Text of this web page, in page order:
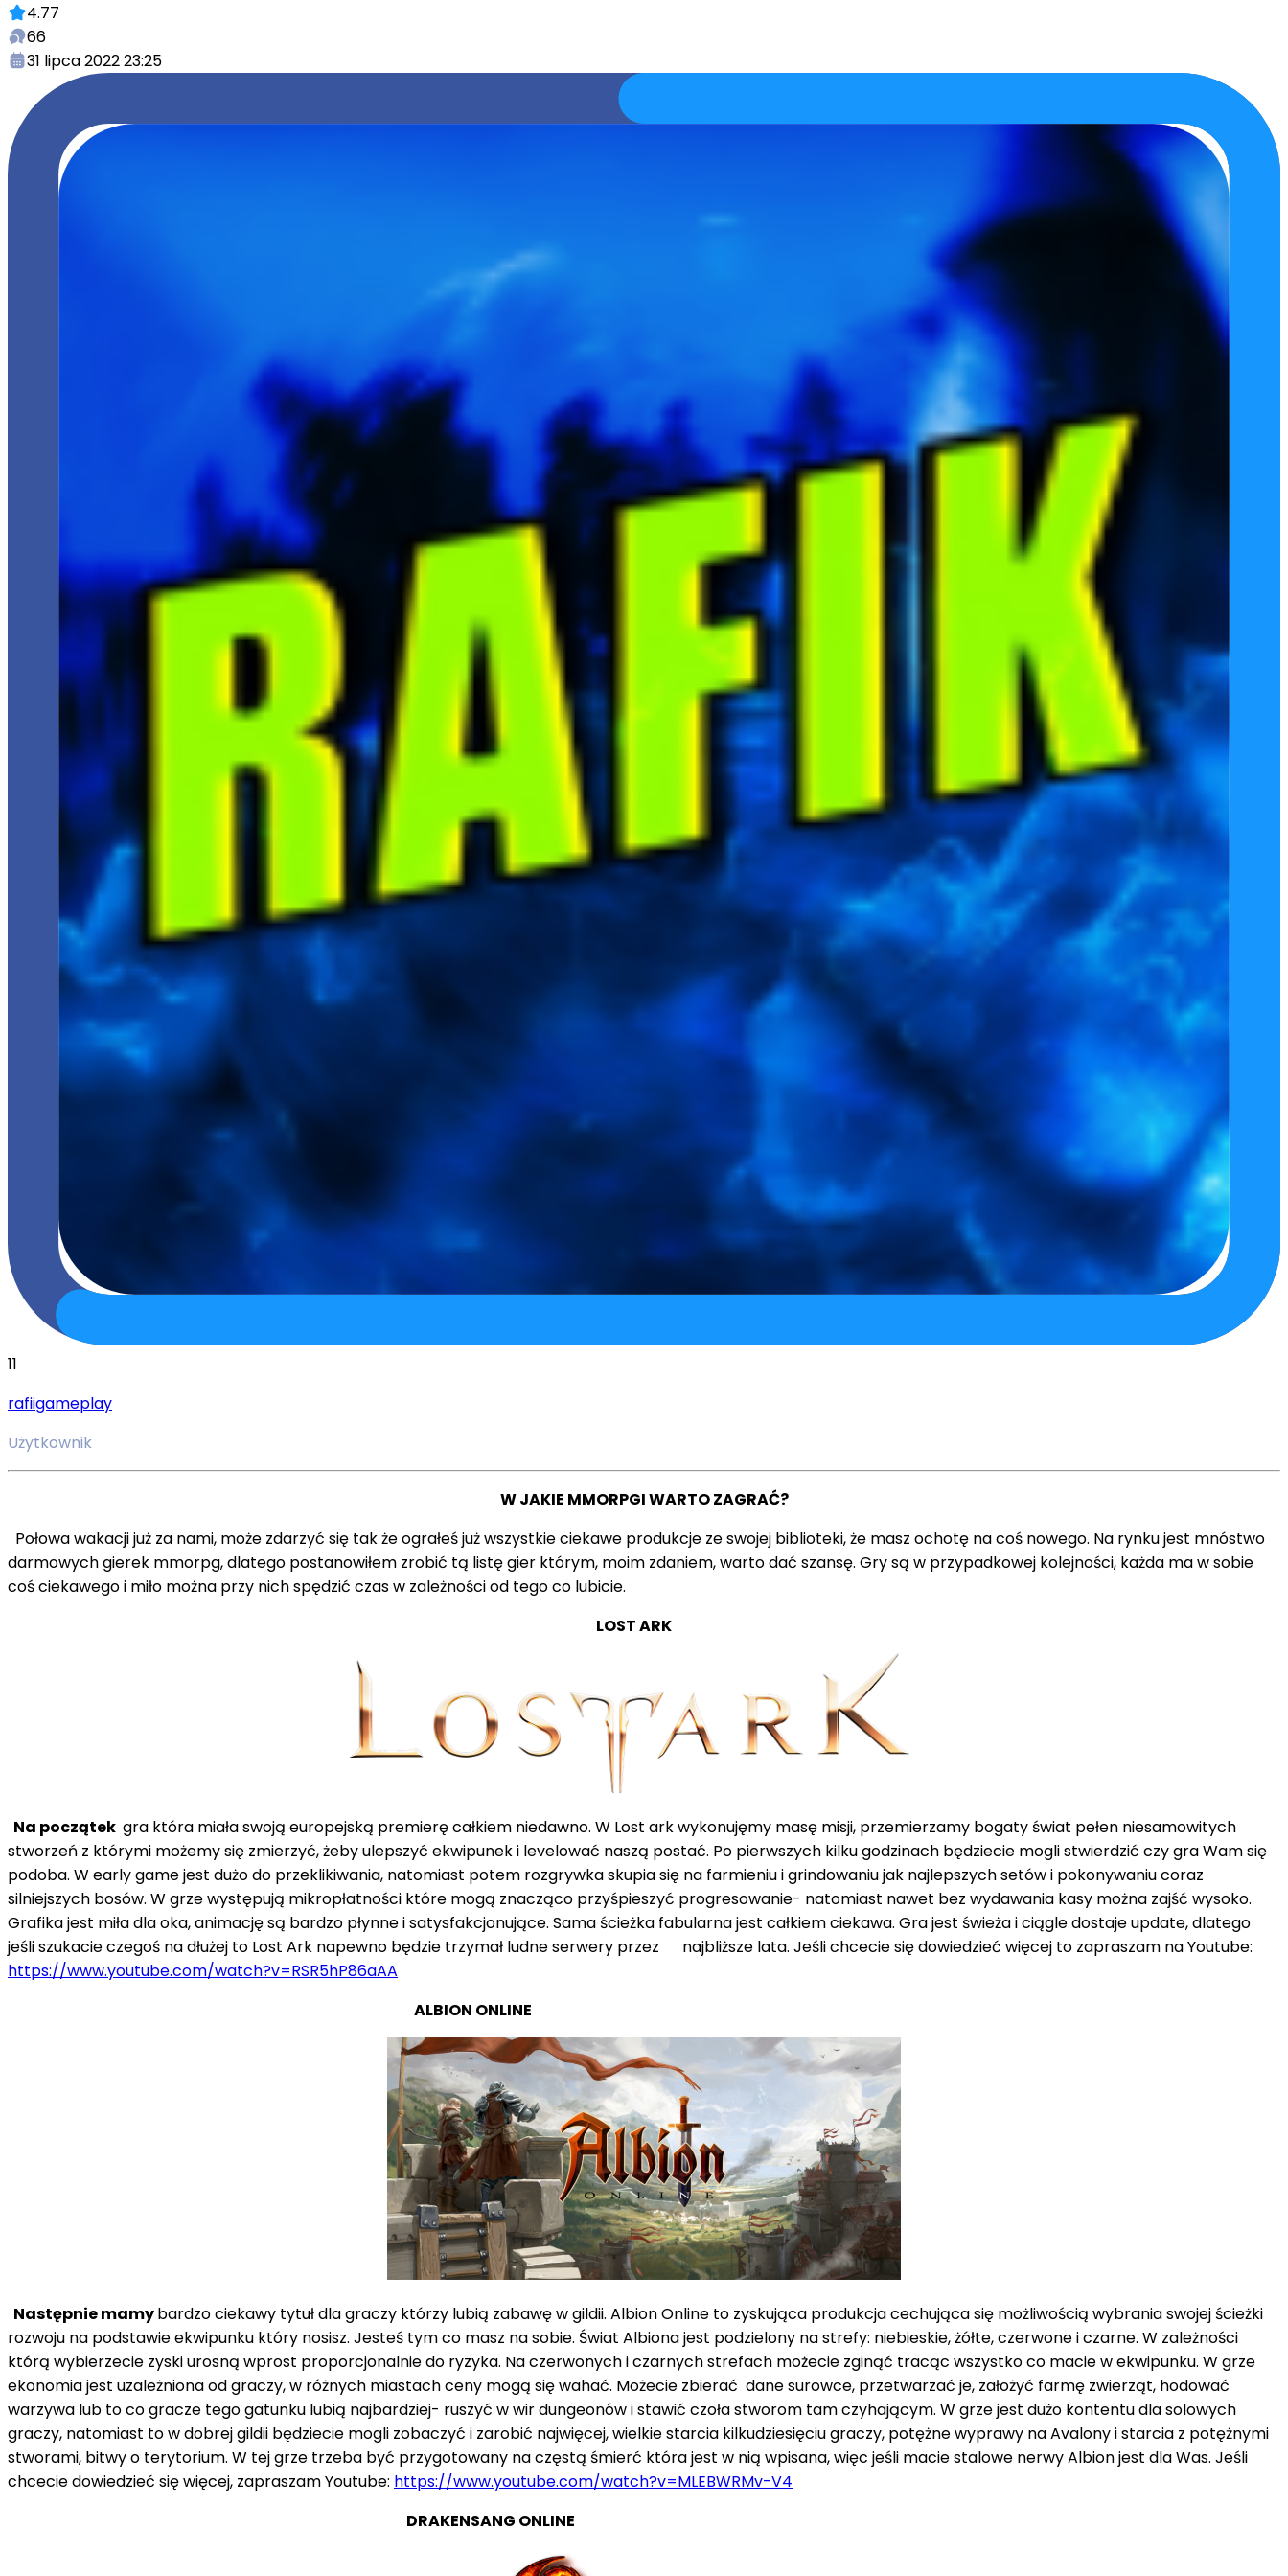
4.77
66
31 lipca 2022 23:25
11
rafiigameplay
Użytkownik
W JAKIE MMORPGI WARTO ZAGRAĆ?
Połowa wakacji już za nami, może zdarzyć się tak że ograłeś już wszystkie ciekawe produkcje ze swojej biblioteki, że masz ochotę na coś nowego. Na rynku jest mnóstwo
darmowych gierek mmorpg, dlatego postanowiłem zrobić tą listę gier którym, moim zdaniem, warto dać szansę. Gry są w przypadkowej kolejności, każda ma w sobie
coś ciekawego i miło można przy nich spędzić czas w zależności od tego co lubicie.
LOST ARK
Na początek gra która miała swoją europejską premierę całkiem niedawno. W Lost ark wykonujęmy masę misji, przemierzamy bogaty świat pełen niesamowitych
stworzeń z którymi możemy się zmierzyć, żeby ulepszyć ekwipunek i levelować naszą postać. Po pierwszych kilku godzinach będziecie mogli stwierdzić czy gra Wam się
podoba. W early game jest dużo do przeklikiwania, natomiast potem rozgrywka skupia się na farmieniu i grindowaniu jak najlepszych setów i pokonywaniu coraz
silniejszych bosów. W grze występują mikropłatności które mogą znacząco przyśpieszyć progresowanie- natomiast nawet bez wydawania kasy można zajść wysoko.
Grafika jest miła dla oka, animację są bardzo płynne i satysfakcjonujące. Sama ścieżka fabularna jest całkiem ciekawa. Gra jest świeża i ciągle dostaje update, dlatego
jeśli szukacie czegoś na dłużej to Lost Ark napewno będzie trzymał ludne serwery przez najbliższe lata. Jeśli chcecie się dowiedzieć więcej to zapraszam na Youtube:
https://www.youtube.com/watch?v=RSR5hP86aAA
ALBION ONLINE
Następnie mamybardzo ciekawy tytuł dla graczy którzy lubią zabawę w gildii. Albion Online to zyskująca produkcja cechująca się możliwością wybrania swojej ścieżki
rozwoju na podstawie ekwipunku który nosisz. Jesteś tym co masz na sobie. Świat Albiona jest podzielony na strefy: niebieskie, żółte, czerwone i czarne. W zależności
którą wybierzecie zyski urosną wprost proporcjonalnie do ryzyka. Na czerwonych i czarnych strefach możecie zginąć tracąc wszystko co macie w ekwipunku. W grze
ekonomia jest uzależniona od graczy, w różnych miastach ceny mogą się wahać. Możecie zbierać dane surowce, przetwarzać je, założyć farmę zwierząt, hodować
warzywa lub to co gracze tego gatunku lubią najbardziej- ruszyć w wir dungeonów i stawić czoła stworom tam czyhającym. W grze jest dużo kontentu dla solowych
graczy, natomiast to w dobrej gildii będziecie mogli zobaczyć i zarobić najwięcej, wielkie starcia kilkudziesięciu graczy, potężne wyprawy na Avalony i starcia z potężnymi
stworami, bitwy o terytorium. W tej grze trzeba być przygotowany na częstą śmierć która jest w nią wpisana, więc jeśli macie stalowe nerwy Albion jest dla Was. Jeśli
chcecie dowiedzieć się więcej, zapraszam Youtube: https://www.youtube.com/watch?v=MLEBWRMv-V4
DRAKENSANG ONLINE